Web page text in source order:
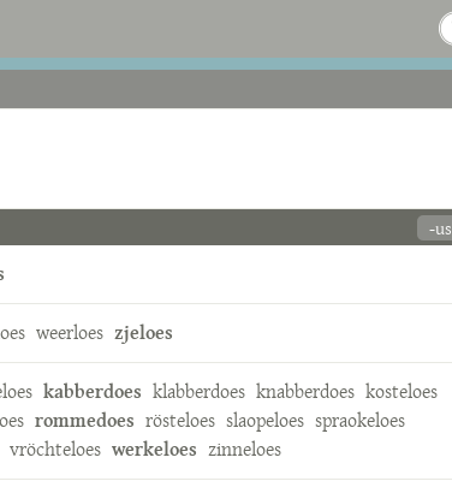
-us
weerloes zjeloes
kabberdoes klabberdoes knabberdoes kosteloes
rommedoes rösteloes slaopeloes spraokeloes
vröchteloes werkeloes zinneloes